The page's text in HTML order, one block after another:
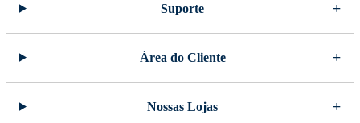
Suporte
Área do Cliente
Nossas Lojas